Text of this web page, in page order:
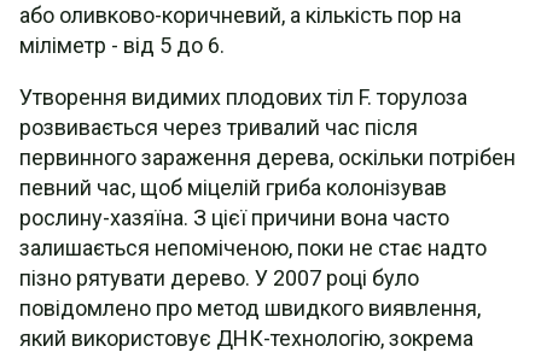
або оливково-коричневий, а кількість пор на
міліметр - від 5 до 6.
Утворення видимих плодових тіл F. торулоза
розвивається через тривалий час після
первинного зараження дерева, оскільки потрібен
певний час, щоб міцелій гриба колонізував
рослину-хазяїна. З цієї причини вона часто
залишається непоміченою, поки не стає надто
пізно рятувати дерево. У 2007 році було
повідомлено про метод швидкого виявлення,
який використовує ДНК-технологію, зокрема